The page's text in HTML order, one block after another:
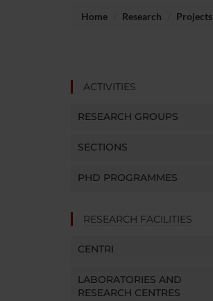
Home Research Projects
ACTIVITIES
RESEARCH GROUPS
SECTIONS
PHD PROGRAMMES
RESEARCH FACILITIES
CENTRI
LABORATORIES AND
RESEARCH CENTRES